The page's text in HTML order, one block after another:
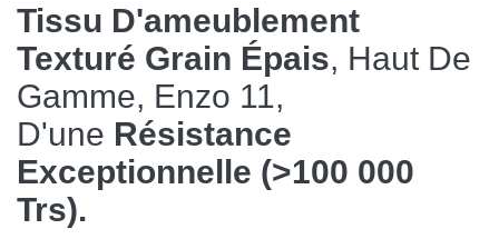
Tissu D'ameublement
Texturé Grain Épais, Haut De
Gamme, Enzo 11,
D'une Résistance
Exceptionnelle (>100 000
Trs).